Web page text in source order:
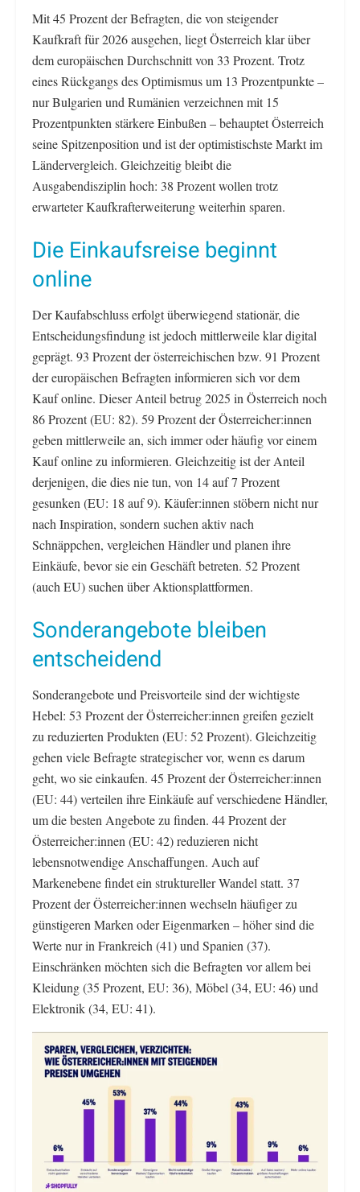
Mit 45 Prozent der Befragten, die von steigender
Kaufkraft für 2026 ausgehen, liegt Österreich klar über
dem europäischen Durchschnitt von 33 Prozent. Trotz
eines Rückgangs des Optimismus um 13 Prozentpunkte –
nur Bulgarien und Rumänien verzeichnen mit 15
Prozentpunkten stärkere Einbußen – behauptet Österreich
seine Spitzenposition und ist der optimistischste Markt im
Ländervergleich. Gleichzeitig bleibt die
Ausgabendisziplin hoch: 38 Prozent wollen trotz
erwarteter Kaufkrafterweiterung weiterhin sparen.
Die Einkaufsreise beginnt
online
Der Kaufabschluss erfolgt überwiegend stationär, die
Entscheidungsfindung ist jedoch mittlerweile klar digital
geprägt. 93 Prozent der österreichischen bzw. 91 Prozent
der europäischen Befragten informieren sich vor dem
Kauf online. Dieser Anteil betrug 2025 in Österreich noch
86 Prozent (EU: 82). 59 Prozent der Österreicher:innen
geben mittlerweile an, sich immer oder häufig vor einem
Kauf online zu informieren. Gleichzeitig ist der Anteil
derjenigen, die dies nie tun, von 14 auf 7 Prozent
gesunken (EU: 18 auf 9). Käufer:innen stöbern nicht nur
nach Inspiration, sondern suchen aktiv nach
Schnäppchen, vergleichen Händler und planen ihre
Einkäufe, bevor sie ein Geschäft betreten. 52 Prozent
(auch EU) suchen über Aktionsplattformen.
Sonderangebote bleiben
entscheidend
Sonderangebote und Preisvorteile sind der wichtigste
Hebel: 53 Prozent der Österreicher:innen greifen gezielt
zu reduzierten Produkten (EU: 52 Prozent). Gleichzeitig
gehen viele Befragte strategischer vor, wenn es darum
geht, wo sie einkaufen. 45 Prozent der Österreicher:innen
(EU: 44) verteilen ihre Einkäufe auf verschiedene Händler,
um die besten Angebote zu finden. 44 Prozent der
Österreicher:innen (EU: 42) reduzieren nicht
lebensnotwendige Anschaffungen. Auch auf
Markenebene findet ein struktureller Wandel statt. 37
Prozent der Österreicher:innen wechseln häufiger zu
günstigeren Marken oder Eigenmarken – höher sind die
Werte nur in Frankreich (41) und Spanien (37).
Einschränken möchten sich die Befragten vor allem bei
Kleidung (35 Prozent, EU: 36), Möbel (34, EU: 46) und
Elektronik (34, EU: 41).